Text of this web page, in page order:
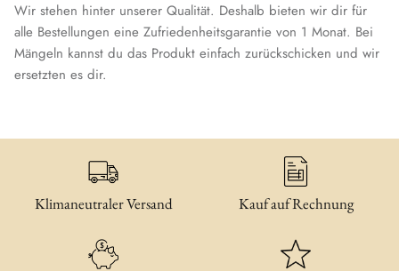
Wir stehen hinter unserer Qualität. Deshalb bieten wir dir für
alle Bestellungen eine Zufriedenheitsgarantie von 1 Monat. Bei
Mängeln kannst du das Produkt einfach zurückschicken und wir
ersetzten es dir.
Klimaneutraler Versand Kauf auf Rechnung